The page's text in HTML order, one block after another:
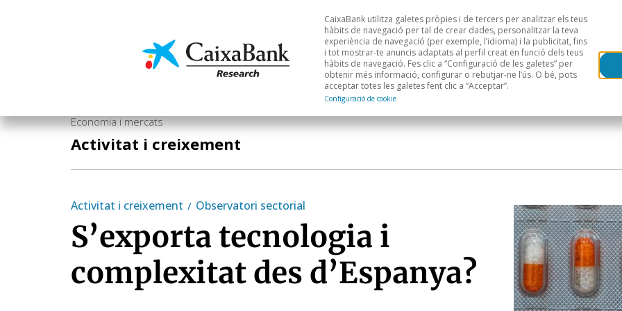
Economia i mercats Anàlisi sectorial Àrees geogràfiques
CaixaBank utilitza galetes pròpies i de tercers per analitzar els teus
hàbits de navegació per tal de crear dades, personalitzar la teva
experiència de navegació (per exemple, l’idioma) i la publicitat, fins
i tot mostrar-te anuncis adaptats al perfil creat en funció dels teus
hàbits de navegació. Fes clic a “Configuració de les galetes” per
obtenir més informació, configurar o rebutjar-ne l’ús. O bé, pots
acceptar totes les galetes fent clic a “Acceptar”.
Configuració de cookie
Economia i mercats
Activitat i creixement
Activitat i creixement Observatori sectorial
S’exporta tecnologia i
complexitat des d’Espanya?